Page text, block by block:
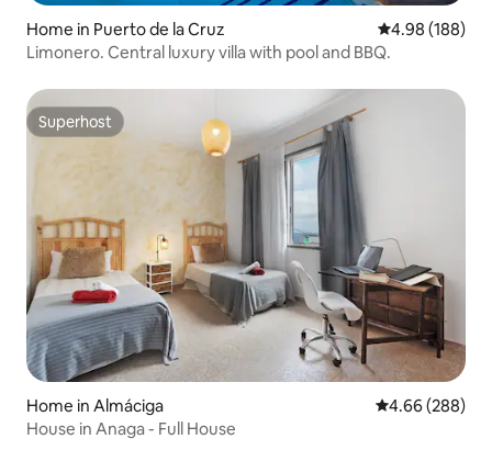
Home in Puerto de la Cruz 4.98 out of 5
4.98 (188)
Limonero. Central luxury villa with pool and BBQ.
Superhost
Superhost
Home in Almáciga 4.66 out of 5
4.66 (288)
House in Anaga - Full House